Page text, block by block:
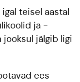
teisel aastal
ja -
jälgib ligi
ees